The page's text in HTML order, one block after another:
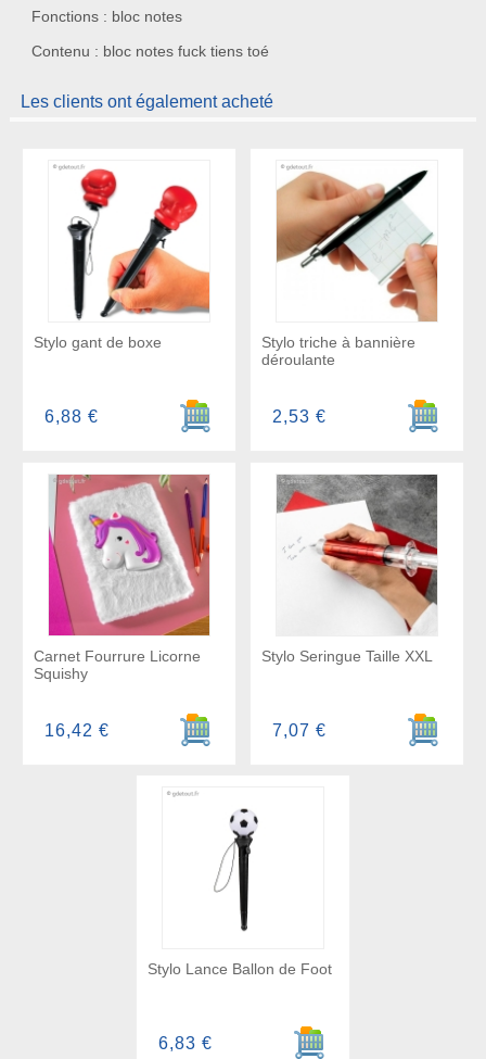
Fonctions : bloc notes
Contenu : bloc notes fuck tiens toé
Les clients ont également acheté
Stylo gant de boxe
Ajouter au panier
6,88 €
Stylo triche à bannière
déroulante
Ajouter
2,53 €
Carnet Fourrure Licorne
Squishy
Ajouter au panier
16,42 €
Stylo Seringue Taille XXL
Ajouter
7,07 €
Stylo Lance Ballon de Foot
Ajouter au panier
6,83 €